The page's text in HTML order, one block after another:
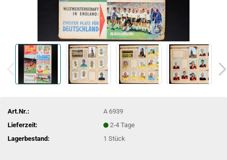
Art.Nr.:
A 6939
Lieferzeit:
2-4 Tage
Lagerbestand:
1Stück